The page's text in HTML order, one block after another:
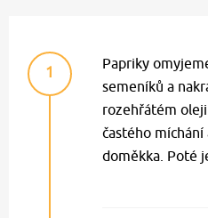
1
Papriky
semeníků a
rozehřátém
častého
doměkka. Poté